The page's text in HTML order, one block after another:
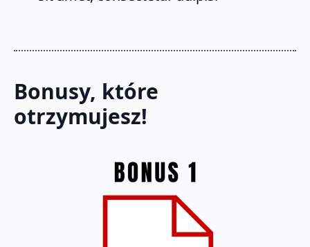
Bonusy, które
otrzymujesz!